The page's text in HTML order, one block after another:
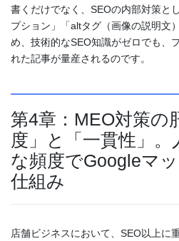
書くだけでなく、SEOの内部対策と
プション」「altタグ（画像の説明文
め、技術的なSEO知識がゼロでも、
れた記事が量産されるのです。
第4章：MEO対策の
度」と「一貫性」
な頻度でGoogleマ
仕組み
店舗ビジネスにおいて、SEO以上に